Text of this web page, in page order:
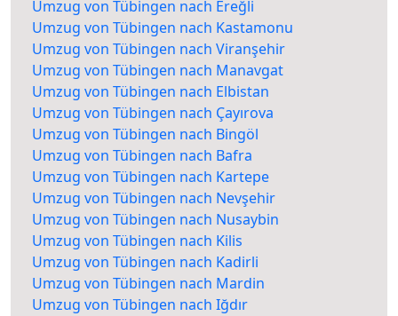
Umzug von Tübingen nach Ereğli
Umzug von Tübingen nach Kastamonu
Umzug von Tübingen nach Viranşehir
Umzug von Tübingen nach Manavgat
Umzug von Tübingen nach Elbistan
Umzug von Tübingen nach Çayırova
Umzug von Tübingen nach Bingöl
Umzug von Tübingen nach Bafra
Umzug von Tübingen nach Kartepe
Umzug von Tübingen nach Nevşehir
Umzug von Tübingen nach Nusaybin
Umzug von Tübingen nach Kilis
Umzug von Tübingen nach Kadirli
Umzug von Tübingen nach Mardin
Umzug von Tübingen nach Iğdır